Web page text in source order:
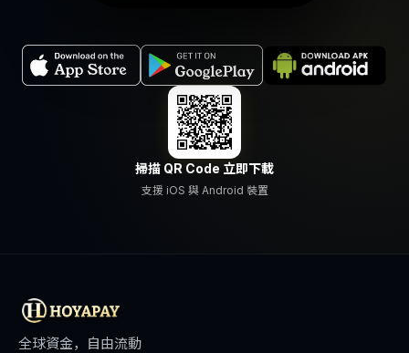
掃描 QR Code 立即下載
支援 iOS 與 Android 裝置
全球資金，自由流動